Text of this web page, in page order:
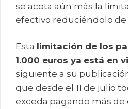
se acota aún más la
efectivo reduciéndolo de
Esta limitación de los
1.000 euros ya está en
siguiente a su
que desde el 11 de julio
exceda pagando más de